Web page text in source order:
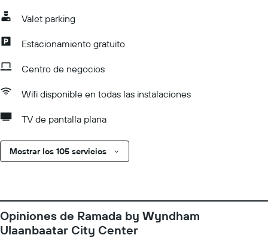
Valet parking
Estacionamiento gratuito
Centro de negocios
Wifi disponible en todas las instalaciones
TV de pantalla plana
Mostrar los 105 servicios
Opiniones de Ramada by Wyndham
Ulaanbaatar City Center